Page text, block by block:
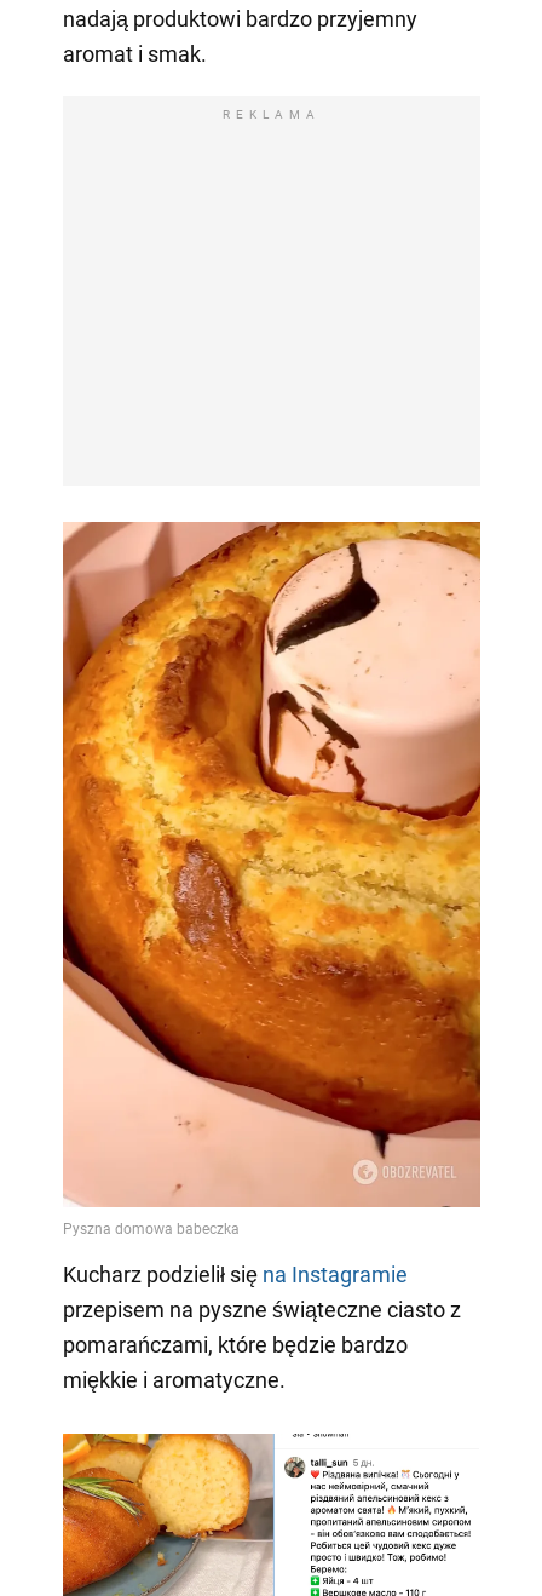
nadają produktowi bardzo przyjemny
aromat i smak.
REKLAMA
Kucharz podzielił się na Instagramie
przepisem na pyszne świąteczne ciasto z
pomarańczami, które będzie bardzo
miękkie i aromatyczne.